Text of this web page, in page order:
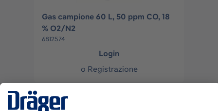
Gas campione 60 L, 50 ppm CO, 18
% O2/N2
6812574
Login
o Registrazione